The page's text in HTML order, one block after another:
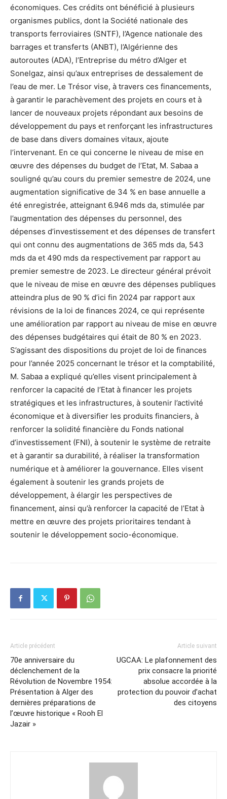
économiques. Ces crédits ont bénéficié à plusieurs
organismes publics, dont la Société nationale des
transports ferroviaires (SNTF), l’Agence nationale des
barrages et transferts (ANBT), l’Algérienne des
autoroutes (ADA), l’Entreprise du métro d’Alger et
Sonelgaz, ainsi qu’aux entreprises de dessalement de
l’eau de mer. Le Trésor vise, à travers ces financements,
à garantir le parachèvement des projets en cours et à
lancer de nouveaux projets répondant aux besoins de
développement du pays et renforçant les infrastructures
de base dans divers domaines vitaux, ajoute
l’intervenant. En ce qui concerne le niveau de mise en
œuvre des dépenses du budget de l’Etat, M. Sabaa a
souligné qu’au cours du premier semestre de 2024, une
augmentation significative de 34 % en base annuelle a
été enregistrée, atteignant 6.946 mds da, stimulée par
l’augmentation des dépenses du personnel, des
dépenses d’investissement et des dépenses de transfert
qui ont connu des augmentations de 365 mds da, 543
mds da et 490 mds da respectivement par rapport au
premier semestre de 2023. Le directeur général prévoit
que le niveau de mise en œuvre des dépenses publiques
atteindra plus de 90 % d’ici fin 2024 par rapport aux
révisions de la loi de finances 2024, ce qui représente
une amélioration par rapport au niveau de mise en œuvre
des dépenses budgétaires qui était de 80 % en 2023.
S’agissant des dispositions du projet de loi de finances
pour l’année 2025 concernant le trésor et la comptabilité,
M. Sabaa a expliqué qu’elles visent principalement à
renforcer la capacité de l’Etat à financer les projets
stratégiques et les infrastructures, à soutenir l’activité
économique et à diversifier les produits financiers, à
renforcer la solidité financière du Fonds national
d’investissement (FNI), à soutenir le système de retraite
et à garantir sa durabilité, à réaliser la transformation
numérique et à améliorer la gouvernance. Elles visent
également à soutenir les grands projets de
développement, à élargir les perspectives de
financement, ainsi qu’à renforcer la capacité de l’Etat à
mettre en œuvre des projets prioritaires tendant à
soutenir le développement socio-économique.
Article précédent
70e anniversaire du
déclenchement de la
Révolution de Novembre 1954:
Présentation à Alger des
dernières préparations de
l’œuvre historique « Rooh El
Jazair »
Article suivant
UGCAA: Le plafonnement des
prix consacre la priorité
absolue accordée à la
protection du pouvoir d’achat
des citoyens